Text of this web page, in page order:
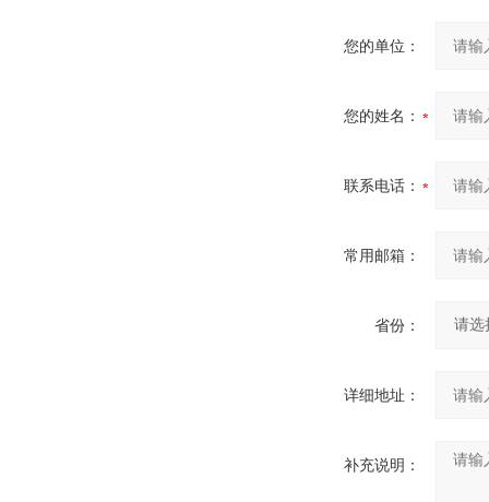
您的单位：
您的姓名：
联系电话：
常用邮箱：
省份：
详细地址：
补充说明：